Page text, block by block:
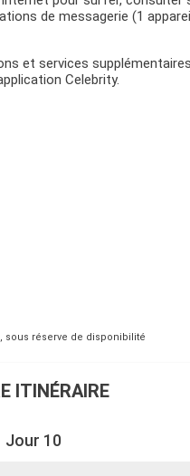
de messagerie (1
et services supplémentaires
Celebrity.
sous réserve de disponibilité
ITINÉRAIRE
Jour 10